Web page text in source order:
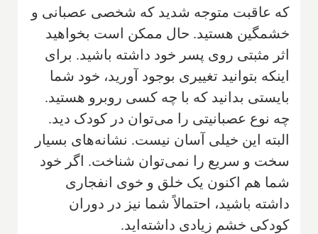
که عاقبت متوجه شدید که شخصی عصبانی و
خشمگین هستید. حال ممکن است بخواهید
اثر مثبتی روی پسر خود داشته باشید. برای
اینکه بتوانید تغییری بوجود آورید، خود شما
بایستی بدانید که با چه کسی روبرو هستید.
چه نوع عصبانیتی را می‌توان در کودک دید.
البته این خیلی آسان نیست. نشانه‌های بسیار
سخت و سریع را نمی‌توان شناخت. اگر خود
شما هم اکنون یک خلق و خوی انفجاری
داشته باشید، احتمالاً شما نیز در دوران
کودکی خشم زیادی داشته‌اید.